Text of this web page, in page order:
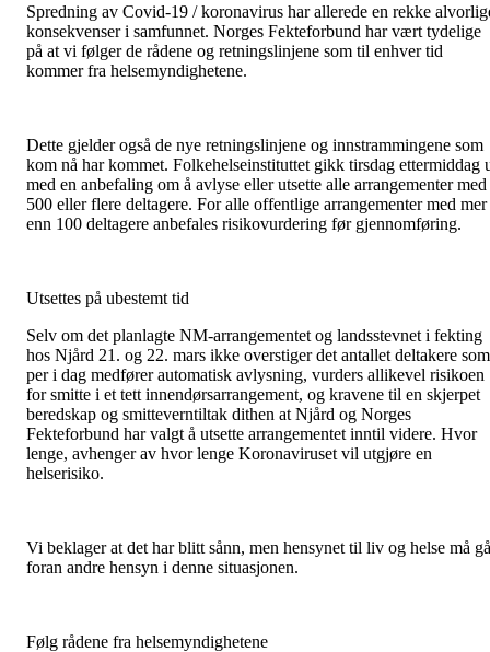
Spredning av Covid-19 / koronavirus har allerede en rekke
konsekvenser i samfunnet. Norges Fekteforbund har vært tydelige
på at vi følger de rådene og retningslinjene som til enhver tid
kommer fra helsemyndighetene.
Dette gjelder også de nye retningslinjene og innstrammingene som
kom nå har kommet. Folkehelseinstituttet gikk tirsdag ettermiddag
med en anbefaling om å avlyse eller utsette alle arrangementer med
500 eller flere deltagere. For alle offentlige arrangementer med mer
enn 100 deltagere anbefales risikovurdering før gjennomføring.
Utsettes på ubestemt tid
Selv om det planlagte NM-arrangementet og landsstevnet i fekting
hos Njård 21. og 22. mars ikke overstiger det antallet deltakere som
per i dag medfører automatisk avlysning, vurders allikevel risikoen
for smitte i et tett innendørsarrangement, og kravene til en skjerpet
beredskap og smitteverntiltak dithen at Njård og Norges
Fekteforbund har valgt å utsette arrangementet inntil videre. Hvor
lenge, avhenger av hvor lenge Koronaviruset vil utgjøre en
helserisiko.
Vi beklager at det har blitt sånn, men hensynet til liv og helse må gå
foran andre hensyn i denne situasjonen.
Følg rådene fra helsemyndighetene